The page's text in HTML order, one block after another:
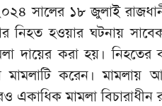
সালের ১৮ জুলাই
হওয়ার ঘটনায় সাবেক
দায়ের করা হয়। নিহতের
মামলাটি করেন। মামলায়
একাধিক মামলা বিচারাধীন